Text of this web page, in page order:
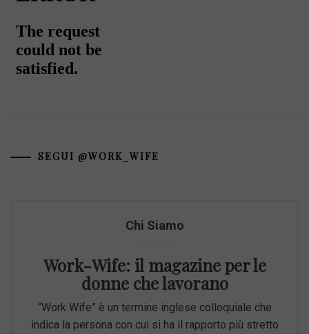
SEGUI @WORK_WIFE
Chi Siamo
Work-Wife: il magazine per le
donne che lavorano
“Work Wife” è un termine inglese colloquiale che
indica la persona con cui si ha il rapporto più stretto